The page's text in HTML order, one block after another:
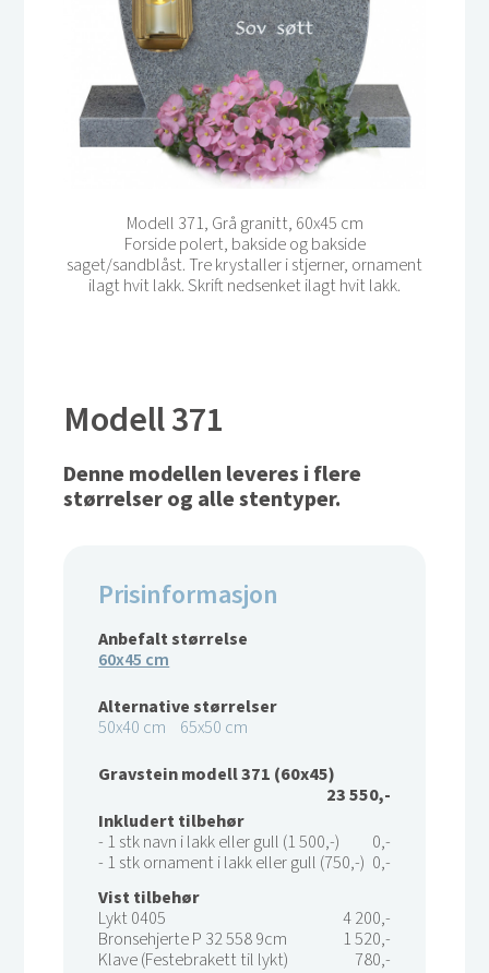
Modell 371, Grå granitt, 60x45 cm
Forside polert, bakside og bakside
saget/sandblåst. Tre krystaller i stjerner, ornament
ilagt hvit lakk. Skrift nedsenket ilagt hvit lakk.
Modell 371
Denne modellen leveres i flere
størrelser og alle stentyper.
Prisinformasjon
Anbefalt størrelse
60x45 cm
Alternative størrelser
50x40 cm
65x50 cm
Gravstein modell 371 (60x45)
23 550,-
Inkludert tilbehør
- 1 stk navn i lakk eller gull (1 500,-)
0,-
- 1 stk ornament i lakk eller gull (750,-) 0,-
Vist tilbehør
Lykt 0405
4 200,-
Bronsehjerte P 32 558 9cm
1 520,-
Klave (Festebrakett til lykt)
780,-